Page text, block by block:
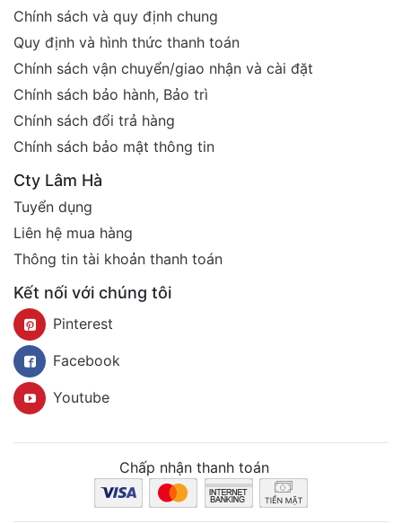
Chính sách và quy định chung
Quy định và hình thức thanh toán
Chính sách vận chuyển/giao nhận và cài đặt
Chính sách bảo hành, Bảo trì
Chính sách đổi trả hàng
Chính sách bảo mật thông tin
Cty Lâm Hà
Tuyển dụng
Liên hệ mua hàng
Thông tin tài khoản thanh toán
Kết nối với chúng tôi
Pinterest
Facebook
Youtube
Chấp nhận thanh toán